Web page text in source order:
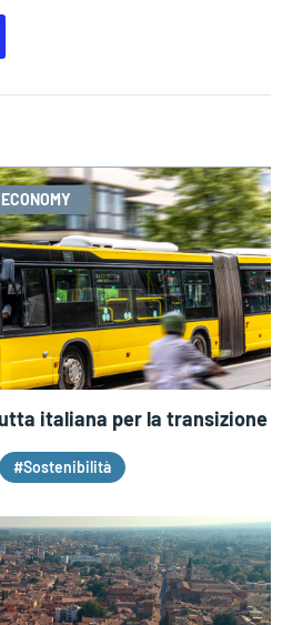
italiana per la transizione
#Sostenibilità